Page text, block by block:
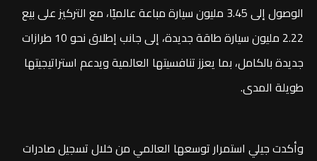
الوصول إلى 3.45 مليون سيارة مباعة عالميًا، مع التركيز على بيع
2.22 مليون سيارة طاقة جديدة، إلى جانب إطلاق نحو 10 طرازات
جديدة بالكامل، بما يعزز تنافسيتها العالمية ويدعم استراتيجيتها
طويلة المدى.
وأكدت جيلي استمرار توسعها العالمي من خلال تسجيل صادرات